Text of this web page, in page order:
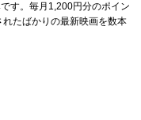
す。毎月1,200円分のポイン
たばかりの最新映画を数本